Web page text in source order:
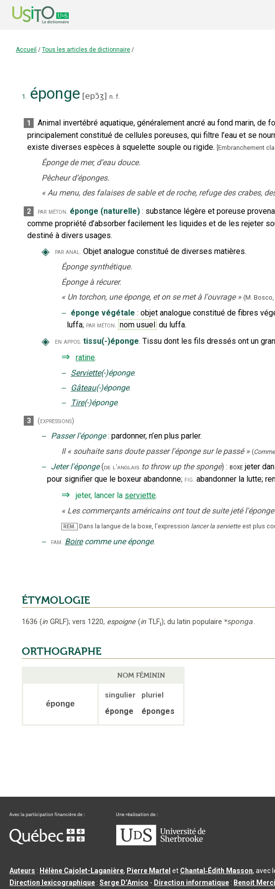
Accueil / Tous les articles de dictionnaire /
1. éponge [epɔ̃ʒ] n. f.
1
Animal invertébré aquatique, généralement ancré au fond marin, de
principalement constitué de cellules poreuses, qui filtre l’eau et se
existe diverses espèces à squelette souple ou rigide. Embranchement
Éponge de mer, d’eau douce.
Pêcheur d’éponges.
« Au menu, des falaises de sable et de roche, refuge des crabes,
2 par méton. éponge (naturelle) : substance légère et poreuse
comme propriété d’absorber facilement les liquides et de les rejeter
destiné à divers usages.
◈ par anal. Objet analogue constitué de diverses matières.
Éponge synthétique.
Éponge à récurer.
« Un torchon, une éponge, et on se met à l'ouvrage » (M. Bosco,
‒ éponge végétale : objet analogue constitué de fibres
luffa; par méton. nom usuel du luffa.
◈ en appos. tissu(-)éponge. Tissu dont les fils dressés ont un
⇒ ratine.
‒ Serviette(-)éponge.
‒ Gâteau(-)éponge.
‒
Tire(-)éponge.
3 (expressions)
‒ Passer l'éponge : pardonner, n’en plus parler.
Il « souhaite sans doute passer l'éponge sur le passé » (
‒ Jeter l'éponge (de l’anglais to throw up the sponge) : boxe jeter
pour signifier que le boxeur abandonne; fig. abandonner la lutte;
⇒ jeter, lancer la serviette.
« Les commerçants américains ont tout de suite jeté l'éponge
REM. Dans la langue de la boxe, l’expression lancer la serviette est plus
‒ fam. Boire comme une éponge.
ÉTYMOLOGIE
1636 (in GRLF); vers 1220, espoigne (in TLFi); du latin populaire *sponga.
ORTHOGRAPHE
NOM FÉMININ
éponge
singulier pluriel
éponge éponges
Auteurs : Hélène Cajolet-Laganière, Pierre Martel et Chantal‑Édith Masson, avec
Direction lexicographique :Serge D’Amico - Direction informatique : Benoit